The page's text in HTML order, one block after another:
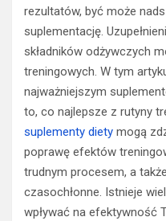
rezultatów, być może
suplementację.
składników odżywczych
treningowych. W tym
najważniejszym
to, co najlepsze z rutyny
suplementy diety mogą
poprawę efektów
trudnym procesem, a
czasochłonne. Istnieje
wpływać na efektywność